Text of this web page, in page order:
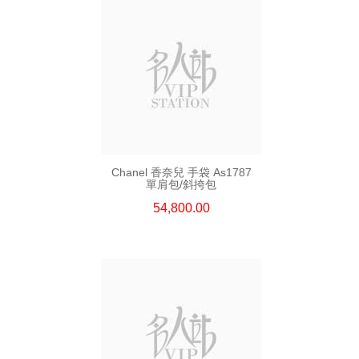
Chanel 香奈兒 手袋 As1787
單肩包/斜挎包
54,800.00